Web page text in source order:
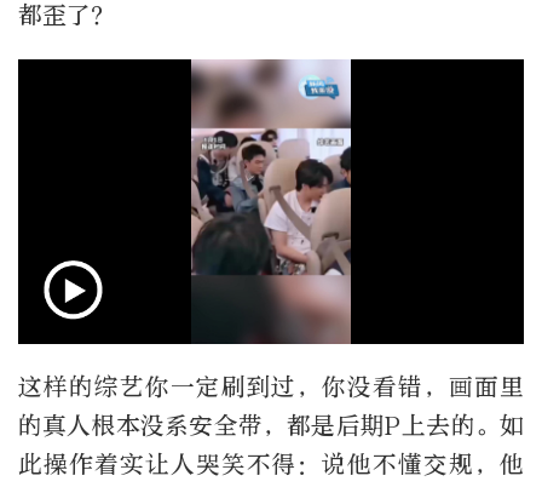
都歪了？
这样的综艺你一定刷到过，你没看错，画面里
的真人根本没系安全带，都是后期P上去的。如
此操作着实让人哭笑不得：说他不懂交规，他